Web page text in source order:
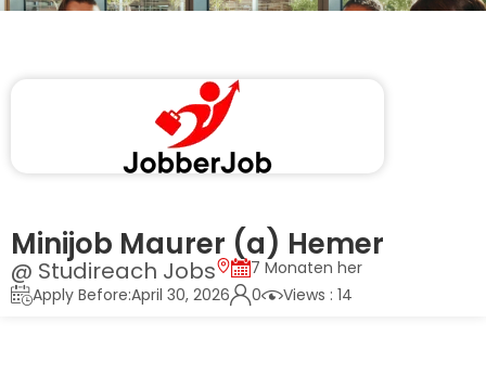
Minijob Maurer (a) Hemer
@ Studireach Jobs
7 Monaten her
Apply Before:April 30, 2026
0 Views : 14